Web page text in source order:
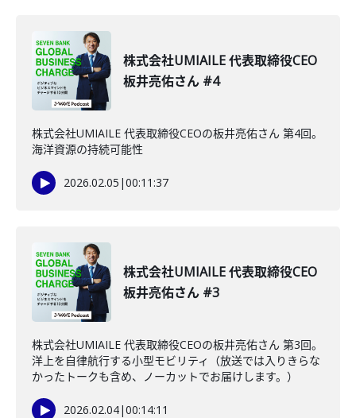
株式会社UMIAILE 代表取締役CEO
板井亮佑さん #4
株式会社UMIAILE 代表取締役CEOの板井亮佑さん 第4回。
海洋資源の持続可能性
2026.02.05 |00:11:37
株式会社UMIAILE 代表取締役CEO
板井亮佑さん #3
株式会社UMIAILE 代表取締役CEOの板井亮佑さん 第3回。
洋上を自律航行する小型モビリティ（放送では入りきらな
かったトークも含め、ノーカットでお届けします。）
2026.02.04|00:14:11